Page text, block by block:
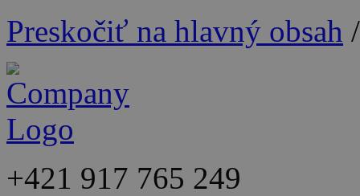
Preskočiť na hlavný obsah
+421 917 765 249